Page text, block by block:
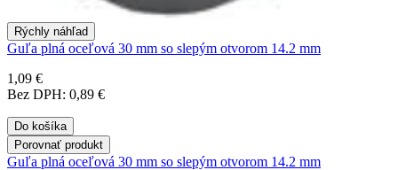
Rýchly náhľad
Guľa plná oceľová 30 mm so slepým otvorom 14.2 mm
1,09 €
Bez DPH: 0,89 €
Do košíka
Porovnať produkt
Guľa plná oceľová 30 mm so slepým otvorom 14.2 mm